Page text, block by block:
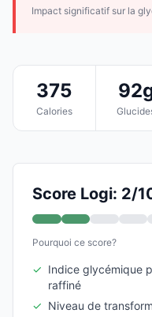
Impact significatif sur la
375
Calories
Score Logi: 2/
Pourquoi ce score?
✓ Indice glycémique
raffiné
✓ Niveau de